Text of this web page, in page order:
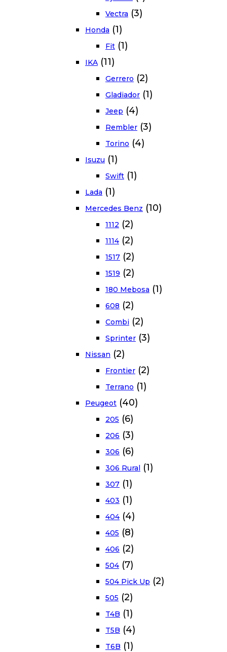
Vectra (3)
Honda (1)
Fit (1)
IKA (11)
Gerrero (2)
Gladiador (1)
Jeep (4)
Rembler (3)
Torino (4)
Isuzu (1)
Swift (1)
Lada (1)
Mercedes Benz (10)
1112 (2)
1114 (2)
1517 (2)
1519 (2)
180 Mebosa (1)
608 (2)
Combi (2)
Sprinter (3)
Nissan (2)
Frontier (2)
Terrano (1)
Peugeot (40)
205 (6)
206 (3)
306 (6)
306 Rural (1)
307 (1)
403 (1)
404 (4)
405 (8)
406 (2)
504 (7)
504 Pick Up (2)
505 (2)
T4B (1)
T5B (4)
T6B (1)